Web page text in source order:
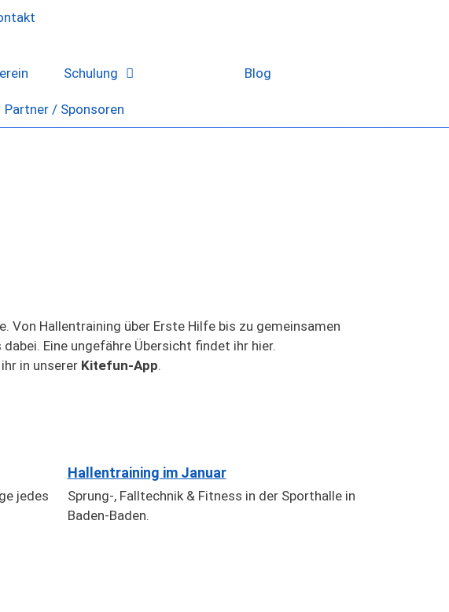
Schulung Blog
Partner / Sponsoren
Von Hallentraining über Erste Hilfe bis zu gemeinsamen
Eine ungefähre Übersicht findet ihr hier.
in unserer Kitefun-App.
jedes
Hallentraining im Januar
Sprung-, Falltechnik & Fitness in der Sporthalle in
Baden-Baden.